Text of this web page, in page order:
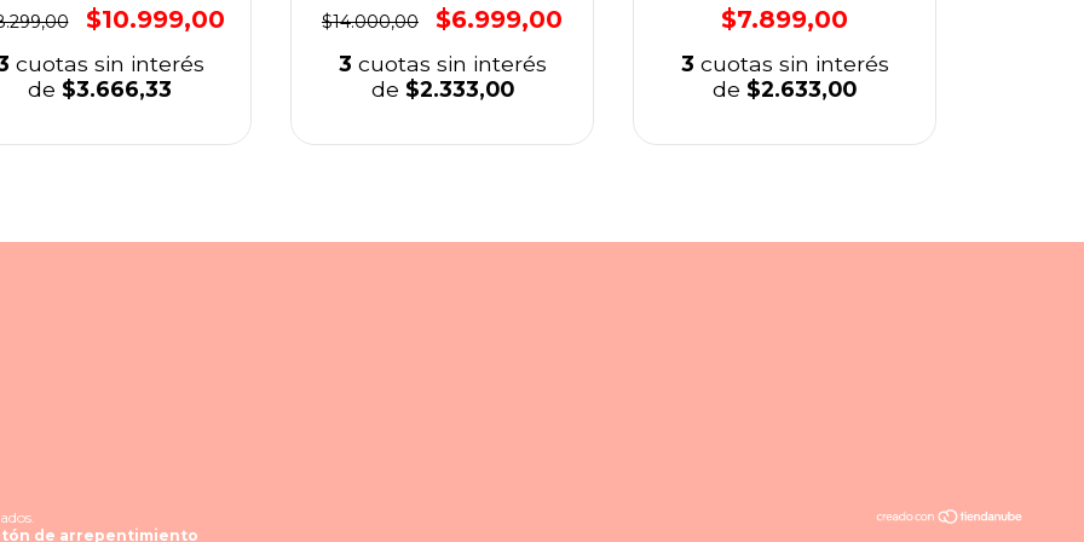
$10.999,00
cuotas sin interés
de $3.666,33
$14.000,00 $6.999,00
3 cuotas sin interés
de $2.333,00
$7.899,00
3 cuotas sin interés
de $2.633,00
de arrepentimiento